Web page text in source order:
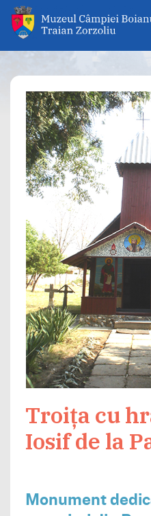
Troița cu
Iosif de la
Monument